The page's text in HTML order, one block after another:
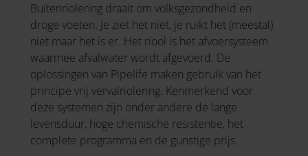
Buitenriolering draait om volksgezondheid en
droge voeten. Je ziet het niet, je ruikt het (meestal)
niet maar het is er. Het riool is het afvoersysteem
waarmee afvalwater wordt afgevoerd. De
oplossingen van Pipelife maken gebruik van het
principe vrij vervalriolering. Kenmerkend voor
deze systemen zijn onder andere de lange
levensduur, hoge chemische resistentie, het
complete programma en de gunstige prijs.